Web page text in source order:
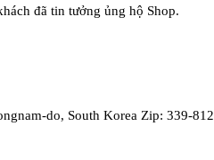
đã tin tưởng ủng hộ Shop.
do, South Korea Zip: 339-812